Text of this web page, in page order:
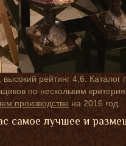
рейтинг 4,6.
по нескольким
производстве на 2016 год.
самое лучшее и